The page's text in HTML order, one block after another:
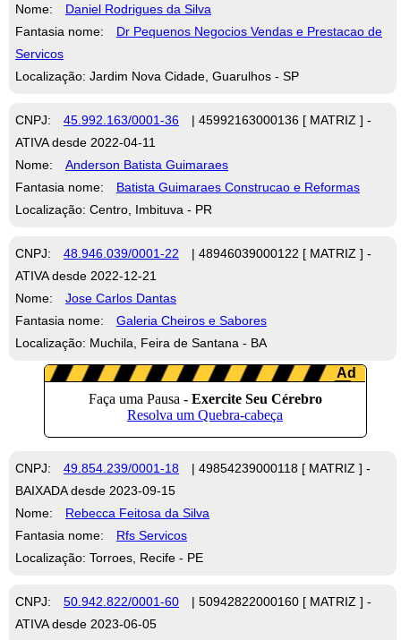
Nome:
Daniel Rodrigues da Silva
Fantasia nome:
Dr Pequenos Negocios Vendas e Prestacao de
Servicos
Localização: Jardim Nova Cidade, Guarulhos - SP
CNPJ: 45.992.163/0001-36
| 45992163000136 [ MATRIZ ] -
ATIVA desde 2022-04-11
Nome:
Anderson Batista Guimaraes
Fantasia nome:
Batista Guimaraes Construcao e Reformas
Localização: Centro, Imbituva - PR
CNPJ: 48.946.039/0001-22
| 48946039000122 [ MATRIZ ] -
ATIVA desde 2022-12-21
Nome:
Jose Carlos Dantas
Fantasia nome:
Galeria Cheiros e Sabores
Localização: Muchila, Feira de Santana - BA
CNPJ: 49.854.239/0001-18
| 49854239000118 [ MATRIZ ] -
BAIXADA desde 2023-09-15
Nome:
Rebecca Feitosa da Silva
Fantasia nome:
Rfs Servicos
Localização: Torroes, Recife - PE
CNPJ: 50.942.822/0001-60
| 50942822000160 [ MATRIZ ] -
ATIVA desde 2023-06-05